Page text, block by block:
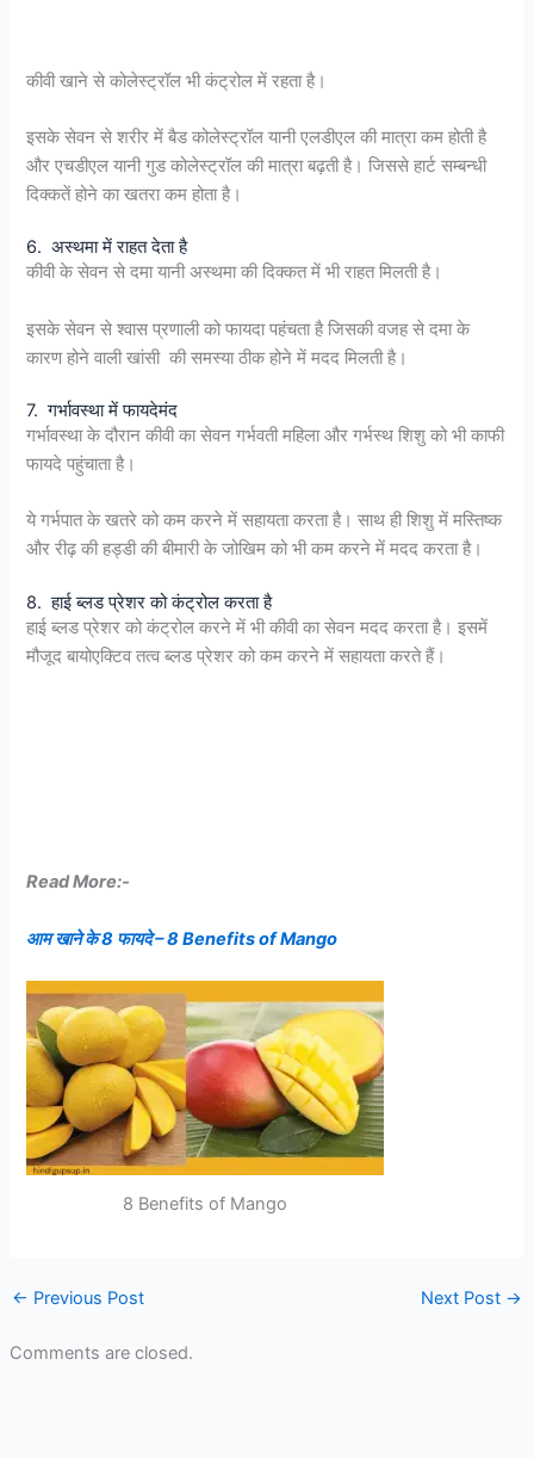
कीवी खाने से कोलेस्ट्रॉल भी कंट्रोल में रहता है।
इसके सेवन से शरीर में बैड कोलेस्ट्रॉल यानी एलडीएल की मात्रा कम होती है
और एचडीएल यानी गुड कोलेस्ट्रॉल की मात्रा बढ़ती है। जिससे हार्ट सम्बन्धी
दिक्कतें होने का खतरा कम होता है।
6. अस्थमा में राहत देता है
कीवी के सेवन से दमा यानी अस्थमा की दिक्कत में भी राहत मिलती है।
इसके सेवन से श्वास प्रणाली को फायदा पहंचता है जिसकी वजह से दमा के
कारण होने वाली खांसी की समस्या ठीक होने में मदद मिलती है।
7. गर्भावस्था में फायदेमंद
गर्भावस्था के दौरान कीवी का सेवन गर्भवती महिला और गर्भस्थ शिशु को भी काफी
फायदे पहुंचाता है।
ये गर्भपात के खतरे को कम करने में सहायता करता है। साथ ही शिशु में मस्तिष्क
और रीढ़ की हड्डी की बीमारी के जोखिम को भी कम करने में मदद करता है।
8. हाई ब्लड प्रेशर को कंट्रोल करता है
हाई ब्लड प्रेशर को कंट्रोल करने में भी कीवी का सेवन मदद करता है। इसमें
मौजूद बायोएक्टिव तत्व ब्लड प्रेशर को कम करने में सहायता करते हैं।
Read More:-
आम खाने के 8 फायदे – 8 Benefits of Mango
8 Benefits of Mango
← Previous Post Next Post →
Comments are closed.